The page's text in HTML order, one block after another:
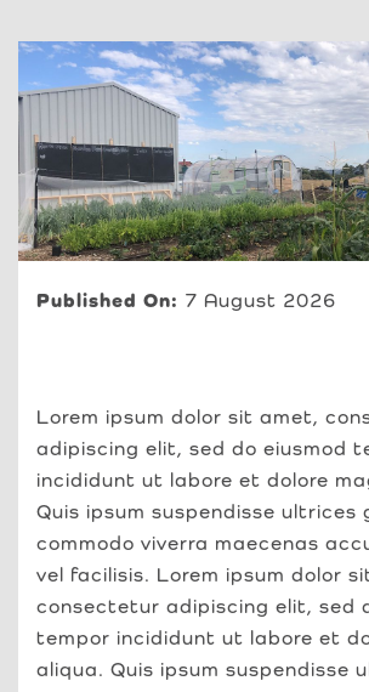
Published On: 7 August 2026
Lorem ipsum dolor sit amet,
adipiscing elit, sed do eiusmod
incididunt ut labore et dolore
Quis ipsum suspendisse ultrices
commodo viverra maecenas
vel facilisis. Lorem ipsum dolor
consectetur adipiscing elit, sed
tempor incididunt ut labore et
aliqua. Quis ipsum suspendisse